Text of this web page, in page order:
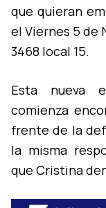
que quieran
el Viernes 5 de
3468 local 15.
Esta nueva
comienza
frente de la
la misma
que Cristina